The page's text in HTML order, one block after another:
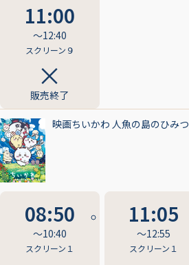
11:00
〜12:40
スクリーン９
販売終了
映画ちいかわ 人魚の島のひみつ
08:50
〜10:40
スクリーン１
11:05
〜12:55
スクリーン１